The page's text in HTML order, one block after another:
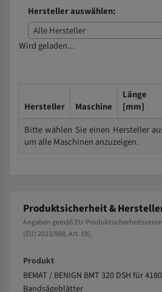
Hersteller auswählen:
Alle Hersteller
Wird geladen...
Hersteller Maschine
Länge
[mm]
Bitte wählen Sie einen Hersteller
um alle Maschinen anzuzeigen.
Produktsicherheit &
Angaben gemäß EU-
(EU) 2023/988, Art. 19).
Produkt
BEMAT / BENIGN BMT 320 DSH für
Bandsägeblätter